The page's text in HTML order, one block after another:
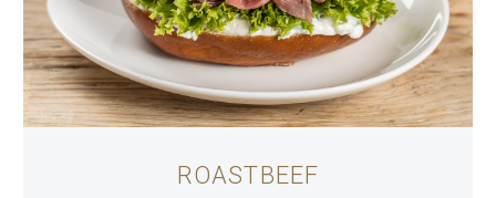
ROASTBEEF